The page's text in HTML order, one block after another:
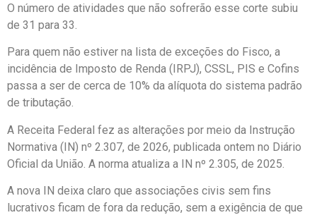
O número de atividades que não sofrerão esse corte subiu
de 31 para 33.
Para quem não estiver na lista de exceções do Fisco, a
incidência de Imposto de Renda (IRPJ), CSSL, PIS e Cofins
passa a ser de cerca de 10% da alíquota do sistema padrão
de tributação.
A Receita Federal fez as alterações por meio da Instrução
Normativa (IN) nº 2.307, de 2026, publicada ontem no Diário
Oficial da União. A norma atualiza a IN nº 2.305, de 2025.
A nova IN deixa claro que associações civis sem fins
lucrativos ficam de fora da redução, sem a exigência de que